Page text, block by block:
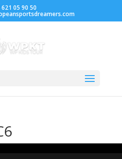
621 05 90 50